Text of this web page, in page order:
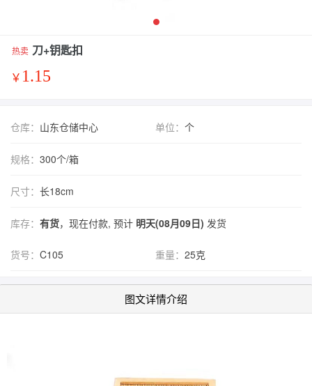
热卖 刀+钥匙扣
￥ 1.15
仓库： 山东仓储中心 单位： 个
规格： 300个/箱
尺寸： 长18cm
库存： 有货，现在付款, 预计 明天(08月09日) 发货
货号： C105 重量： 25克
图文详情介绍